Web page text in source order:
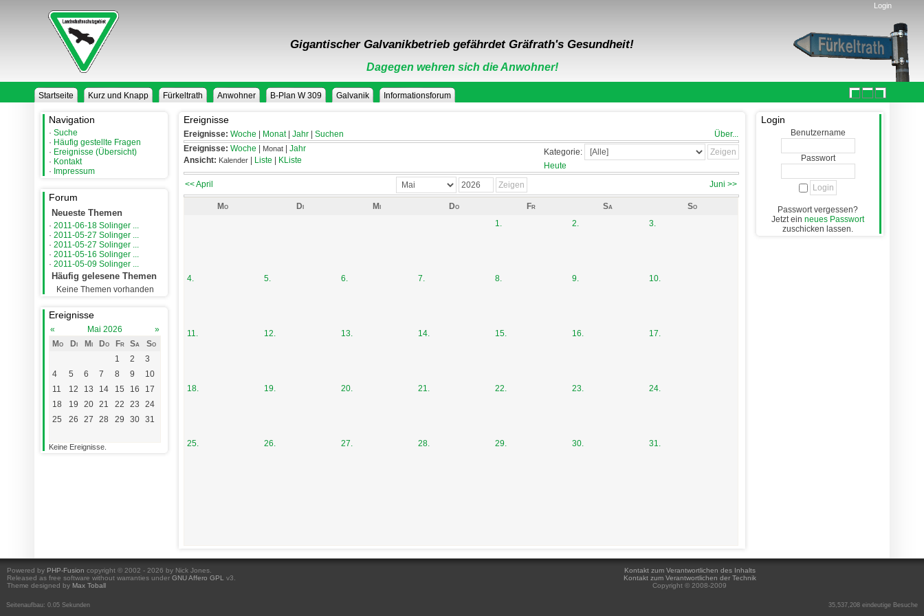
Login
Gigantischer Galvanikbetrieb gefährdet Gräfrath's Gesundheit!
Dagegen wehren sich die Anwohner!
Startseite Kurz und Knapp Fürkeltrath Anwohner B-Plan W 309 Galvanik Informationsforum
Navigation
· Suche
· Häufig gestellte Fragen
· Ereignisse (Übersicht)
· Kontakt
· Impressum
Forum
Neueste Themen
· 2011-06-18 Solinger ...
· 2011-05-27 Solinger ...
· 2011-05-27 Solinger ...
· 2011-05-16 Solinger ...
· 2011-05-09 Solinger ...
Häufig gelesene Themen
Keine Themen vorhanden
Ereignisse
« Mai 2026
»
Mo
Di Mi Do Fr Sa
So
1
2
3
4
5 6 7 8 9
10
11
12 13 14 15 16
17
18
19 20 21 22 23
24
25
26 27 28 29 30 31
Keine Ereignisse.
Login
Benutzername
Passwort
Passwort vergessen?
Jetzt einneues Passwort
zuschicken lassen.
Ereignisse
Ereignisse: Woche Monat| Jahr Suchen
Über...
Ereignisse: Woche Monat
Jahr
Ansicht: Kalender Liste KListe
Kategorie:
Heute
<< April
Juni >>
Mo Di Mi Do Fr Sa
So
1.
2. 3.
4. 5. 6. 7. 8. 9. 10.
11. 12. 13. 14. 15. 16. 17.
18. 19. 20. 21. 22. 23. 24.
25. 26. 27. 28. 29. 30. 31.
Powered by PHP-Fusion copyright © 2002 - 2026 by Nick Jones.
Released as free software without warranties under GNU Affero GPL
v3.
Theme designed by Max Toball
Kontakt zum Verantwortlichen des Inhalts
Kontakt zum Verantwortlichen der Technik
Copyright © 2008-2009
Seitenaufbau: 0.05 Sekunden 35,537,208 eindeutige Besuche